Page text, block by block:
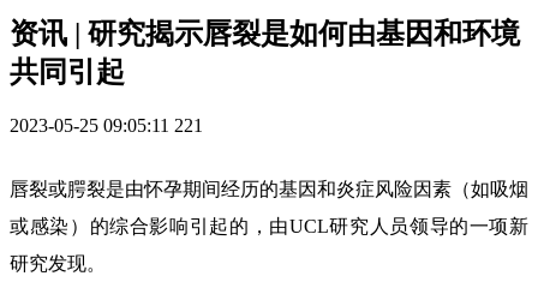
资讯 | 研究揭示唇裂是如何由基因和环境
共同引起
2023-05-25 09:05:11 221
唇裂或腭裂是由怀孕期间经历的基因和炎症风险因素（如吸烟
或感染）的综合影响引起的，由UCL研究人员领导的一项新
研究发现。